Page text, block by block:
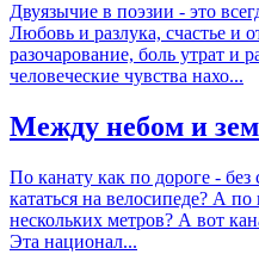
Двуязычие в поэзии - это
Любовь и разлука, счастье и
разочарование, боль утрат и
человеческие чувства нахо...
Между небом и
По канату как по дороге -
кататься на велосипеде? А
нескольких метров? А вот
Эта национал...